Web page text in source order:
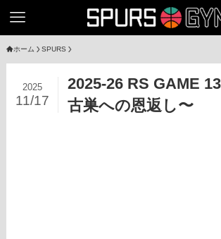
ホーム SPURS
2025-26 RS GAME
古巣への恩返し〜
2025
11/17